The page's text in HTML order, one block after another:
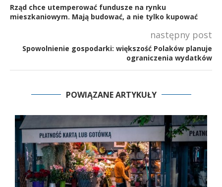
Rząd chce utemperować fundusze na rynku
mieszkaniowym. Mają budować, a nie tylko kupować
następny post
Spowolnienie gospodarki: większość Polaków planuje
ograniczenia wydatków
POWIĄZANE ARTYKUŁY